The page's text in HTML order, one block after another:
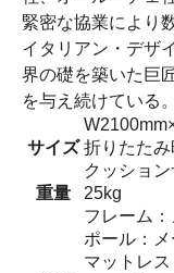
緊密な協業により
イタリアン・デザ
界の礎を築いた巨
を与え続けている。
サイズ 折りたた
クッショ
重量
25kg
フレーム：
ポール：
マットレ